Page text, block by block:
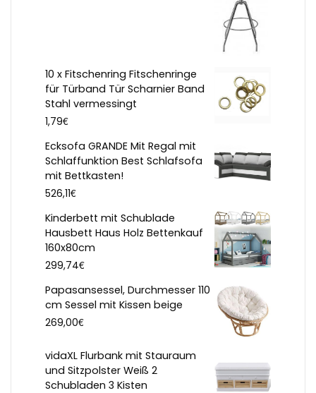
10 x Fitschenring Fitschenringe
für Türband Tür Scharnier Band
Stahl vermessingt
1,79€
Ecksofa GRANDE Mit Regal mit
Schlaffunktion Best Schlafsofa
mit Bettkasten!
526,11€
Kinderbett mit Schublade
Hausbett Haus Holz Bettenkauf
160x80cm
299,74€
Papasansessel, Durchmesser 110
cm Sessel mit Kissen beige
269,00€
vidaXL Flurbank mit Stauraum
und Sitzpolster Weiß 2
Schubladen 3 Kisten